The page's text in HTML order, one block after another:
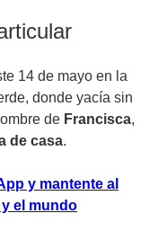
14 de mayo en la
donde yacía sin
de Francisca,
de casa.
y mantente al
el mundo